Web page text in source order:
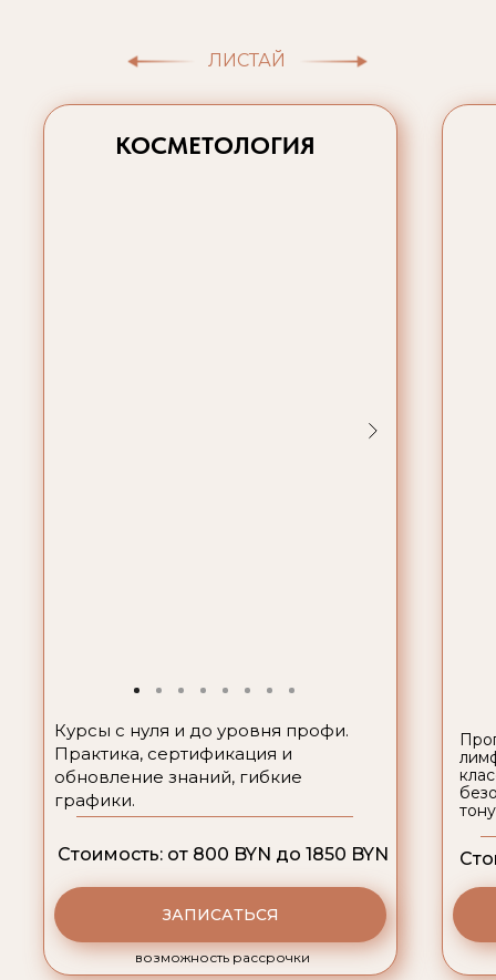
ЛИСТАЙ
ЗАПИСАТЬСЯ
КОСМЕТОЛОГИЯ
Стоимость: от 800 BYN до 1850 BYN
Курсы с нуля и до уровня профи.
Практика, сертификация и
обновление знаний, гибкие
графики.
возможность рассрочки